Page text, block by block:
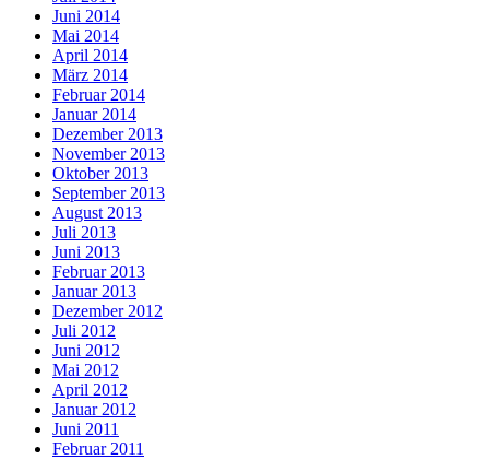
Juni 2014
Mai 2014
April 2014
März 2014
Februar 2014
Januar 2014
Dezember 2013
November 2013
Oktober 2013
September 2013
August 2013
Juli 2013
Juni 2013
Februar 2013
Januar 2013
Dezember 2012
Juli 2012
Juni 2012
Mai 2012
April 2012
Januar 2012
Juni 2011
Februar 2011